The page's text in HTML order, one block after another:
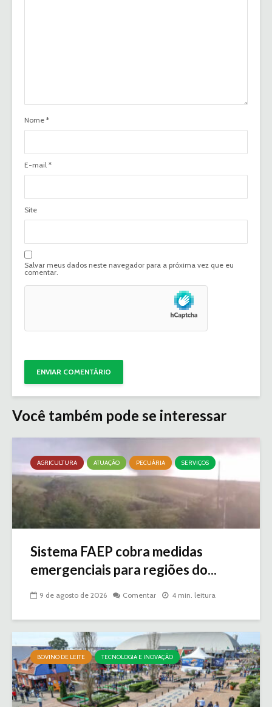
Nome *
E-mail *
Site
Salvar meus dados neste navegador para a próxima vez que eu
comentar.
Você também pode se interessar
AGRICULTURA ATUAÇÃO PECUÁRIA SERVIÇOS
Sistema FAEP cobra medidas
emergenciais para regiões do...
9 de agosto de 2026 Comentar 4 min. leitura
BOVINO DE LEITE TECNOLOGIA E INOVAÇÃO